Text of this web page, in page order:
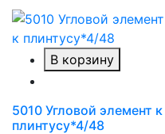
В корзину
5010 Угловой элемент к
плинтусу*4/48